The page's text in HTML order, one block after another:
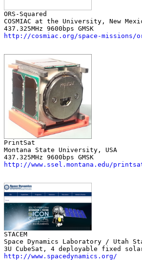
COSMIAC at the University, New
http://cosmiac.org/space-missions/
Montana State University, USA
http://www.ssel.montana.edu/
Space Dynamics Laboratory / Utah
http://www.spacedynamics.org/